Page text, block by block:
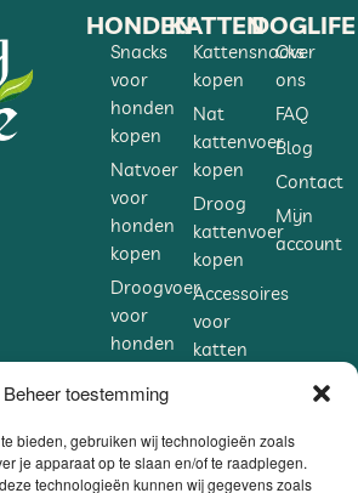
Beheer toestemming
bieden, gebruiken wij technologieën zoals
je apparaat op te slaan en/of te raadplegen.
technologieën kunnen wij gegevens zoals
HONDEN
Snacks
voor
honden
kopen
Natvoer
voor
honden
kopen
Droogvoer
voor
honden
Accessoires
voor
honden
KATTEN
Kattensnacks
kopen
Nat
kattenvoer
kopen
Droog
kattenvoer
kopen
Accessoires
voor
katten
voor
katten
DOGLIFE
Over
ons
FAQ
Blog
Contact
Mijn
account